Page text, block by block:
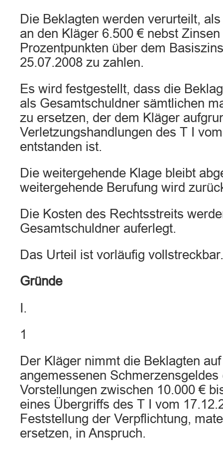
Die Beklagten werden verurteilt,
an den Kläger 6.500 € nebst
Prozentpunkten über dem
25.07.2008 zu zahlen.
Es wird festgestellt, dass die
als Gesamtschuldner sämtlichen
zu ersetzen, der dem Kläger
Verletzungshandlungen des T I
entstanden ist.
Die weitergehende Klage bleibt
weitergehende Berufung wird
Die Kosten des Rechtsstreits
Gesamtschuldner auferlegt.
Das Urteil ist vorläufig vollstreckbar.
Gründe
I.
1
Der Kläger nimmt die Beklagten
angemessenen Schmerzensgeldes
Vorstellungen zwischen 10.000 €
eines Übergriffs des T I vom
Feststellung der Verpflichtung,
ersetzen, in Anspruch.